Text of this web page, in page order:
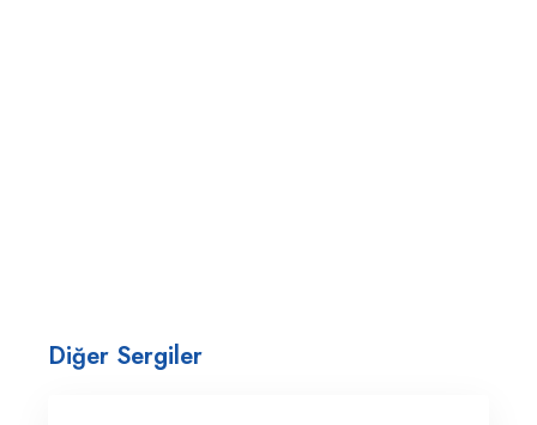
Diğer Sergiler